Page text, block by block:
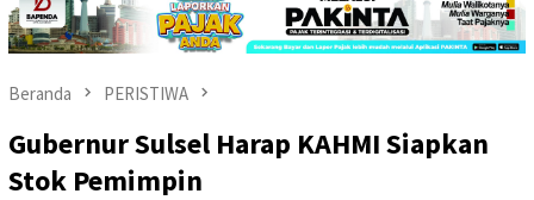
Beranda PERISTIWA
Gubernur Sulsel Harap KAHMI Siapkan
Stok Pemimpin